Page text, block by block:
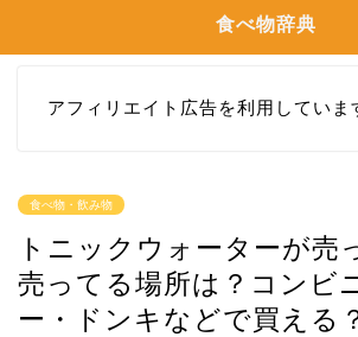
食べ物辞典
アフィリエイト広告を利用していま
食べ物・飲み物
トニックウォーターが売
売ってる場所は？コンビ
ー・ドンキなどで買える